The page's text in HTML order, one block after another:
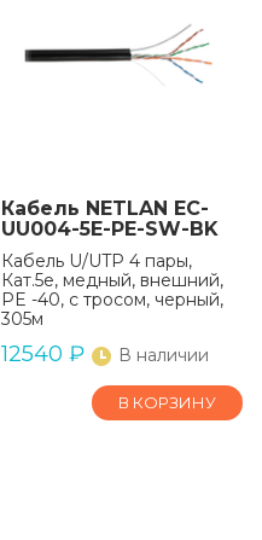
Кабель NETLAN EC-
UU004-5E-PE-SW-BK
Кабель U/UTP 4 пары,
Кат.5е, медный, внешний,
PE -40, с тросом, черный,
305м
12540 ₽ В наличии
В КОРЗИНУ